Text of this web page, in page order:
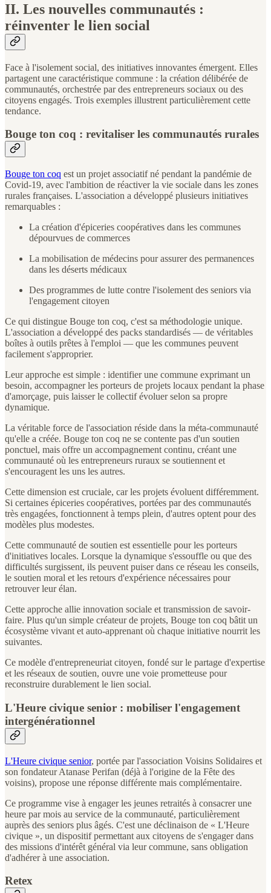
II. Les nouvelles communautés :
réinventer le lien social
Face à l'isolement social, des initiatives innovantes émergent. Elles
partagent une caractéristique commune : la création délibérée de
communautés, orchestrée par des entrepreneurs sociaux ou des
citoyens engagés. Trois exemples illustrent particulièrement cette
tendance.
Bouge ton coq : revitaliser les communautés rurales
Bouge ton coq est un projet associatif né pendant la pandémie de
Covid-19, avec l'ambition de réactiver la vie sociale dans les zones
rurales françaises. L'association a développé plusieurs initiatives
remarquables :
La création d'épiceries coopératives dans les communes
dépourvues de commerces
La mobilisation de médecins pour assurer des permanences
dans les déserts médicaux
Des programmes de lutte contre l'isolement des seniors via
l'engagement citoyen
Ce qui distingue Bouge ton coq, c'est sa méthodologie unique.
L'association a développé des packs standardisés — de véritables
boîtes à outils prêtes à l'emploi — que les communes peuvent
facilement s'approprier.
Leur approche est simple : identifier une commune exprimant un
besoin, accompagner les porteurs de projets locaux pendant la phase
d'amorçage, puis laisser le collectif évoluer selon sa propre
dynamique.
La véritable force de l'association réside dans la méta-communauté
qu'elle a créée. Bouge ton coq ne se contente pas d'un soutien
ponctuel, mais offre un accompagnement continu, créant une
communauté où les entrepreneurs ruraux se soutiennent et
s'encouragent les uns les autres.
Cette dimension est cruciale, car les projets évoluent différemment.
Si certaines épiceries coopératives, portées par des communautés
très engagées, fonctionnent à temps plein, d'autres optent pour des
modèles plus modestes.
Cette communauté de soutien est essentielle pour les porteurs
d'initiatives locales. Lorsque la dynamique s'essouffle ou que des
difficultés surgissent, ils peuvent puiser dans ce réseau les conseils,
le soutien moral et les retours d'expérience nécessaires pour
retrouver leur élan.
Cette approche allie innovation sociale et transmission de savoir-
faire. Plus qu'un simple créateur de projets, Bouge ton coq bâtit un
écosystème vivant et auto-apprenant où chaque initiative nourrit les
suivantes.
Ce modèle d'entrepreneuriat citoyen, fondé sur le partage d'expertise
et les réseaux de soutien, ouvre une voie prometteuse pour
reconstruire durablement le lien social.
L'Heure civique senior : mobiliser l'engagement
intergénérationnel
L'Heure civique senior, portée par l'association Voisins Solidaires et
son fondateur Atanase Perifan (déjà à l'origine de la Fête des
voisins), propose une réponse différente mais complémentaire.
Ce programme vise à engager les jeunes retraités à consacrer une
heure par mois au service de la communauté, particulièrement
auprès des seniors plus âgés. C'est une déclinaison de « L'Heure
civique », un dispositif permettant aux citoyens de s'engager dans
des missions d'intérêt général via leur commune, sans obligation
d'adhérer à une association.
Retex